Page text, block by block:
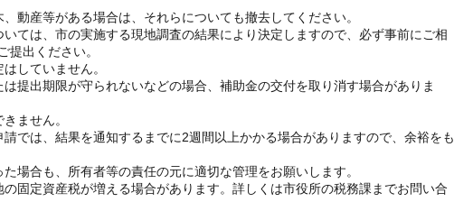
動産等がある場合は、それらについても撤去してください。
ては、市の実施する現地調査の結果により決定しますので、必ず事前にご相
提出ください。
していません。
提出期限が守られないなどの場合、補助金の交付を取り消す場合がありま
ません。
では、結果を通知するまでに2週間以上かかる場合がありますので、余裕をも
場合も、所有者等の責任の元に適切な管理をお願いします。
固定資産税が増える場合があります。詳しくは市役所の税務課までお問い合